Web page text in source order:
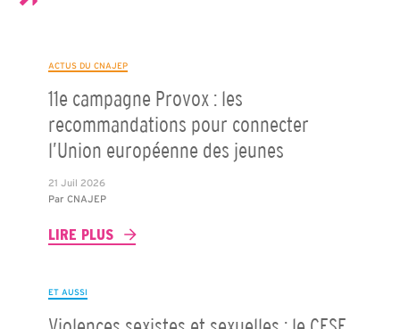
ACTUS DU CNAJEP
11e campagne Provox : les
recommandations pour connecter
l’Union européenne des jeunes
21 Juil 2026
Par CNAJEP
LIRE PLUS
ET AUSSI